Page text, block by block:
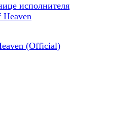
исполнителя
(Official)